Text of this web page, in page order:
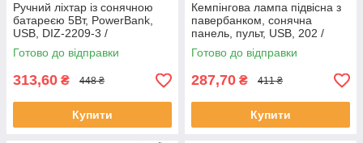
Ручний ліхтар із сонячною
батареєю 5Вт, PowerBank,
USB, DIZ-2209-3 /
Кемпінговий ліхтар
акумуляторний
Готово до відправки
313,60 ₴ 448 ₴
Купити
Кемпінгова лампа підвісна з
павербанком, сонячна
панель, пульт, USB, 202 /
Акумуляторний ліхтар
світильник
Готово до відправки
287,70 ₴ 411 ₴
Купити